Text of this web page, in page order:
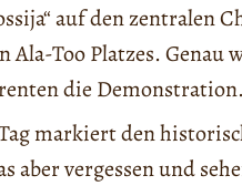
auf den zentralen
Ala-Too Platzes.
die Demonstration.
markiert den
aber vergessen und